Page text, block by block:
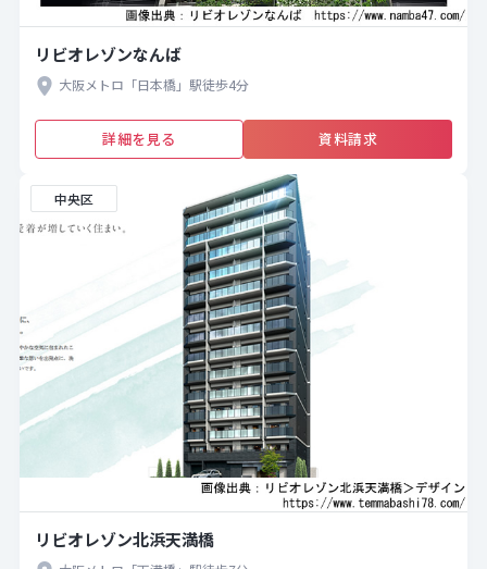
リビオレゾンなんば
大阪メトロ「日本橋」駅徒歩4分
詳細を見る 資料請求
中央区
リビオレゾン北浜天満橋